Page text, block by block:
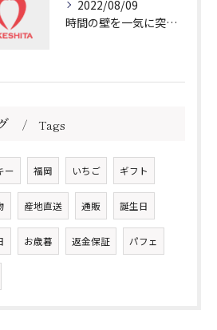
2022/08/09
時間の壁を一気に突き破る非日常
Tags
ー 福岡 いちご ギフト
産地直送 通販 誕生日
お歳暮 返金保証 パフェ